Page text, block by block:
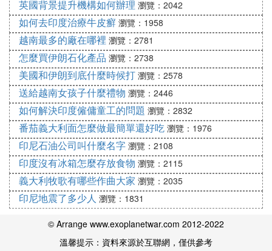
英國背景提升機構如何辦理 瀏覽：2042
如何去印度治療牛皮癬 瀏覽：1958
越南最多的廠在哪裡 瀏覽：2781
怎麼買伊朗石化產品 瀏覽：2738
美國和伊朗到底什麼時候打 瀏覽：2578
送給越南女孩子什麼禮物 瀏覽：2446
如何解決印度僱傭童工的問題 瀏覽：2832
番茄義大利面怎麼做最簡單還好吃 瀏覽：1976
印尼石油公司叫什麼名字 瀏覽：2108
印度沒有冰箱怎麼存放食物 瀏覽：2115
義大利牧歌有哪些作曲大家 瀏覽：2035
印尼地震了多少人 瀏覽：1831
© Arrange www.exoplanetwar.com 2012-2022
溫馨提示：資料來源於互聯網，僅供參考